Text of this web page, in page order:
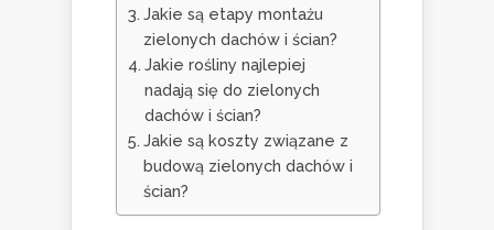
Jakie są etapy montażu
zielonych dachów i ścian?
Jakie rośliny najlepiej
nadają się do zielonych
dachów i ścian?
Jakie są koszty związane z
budową zielonych dachów i
ścian?